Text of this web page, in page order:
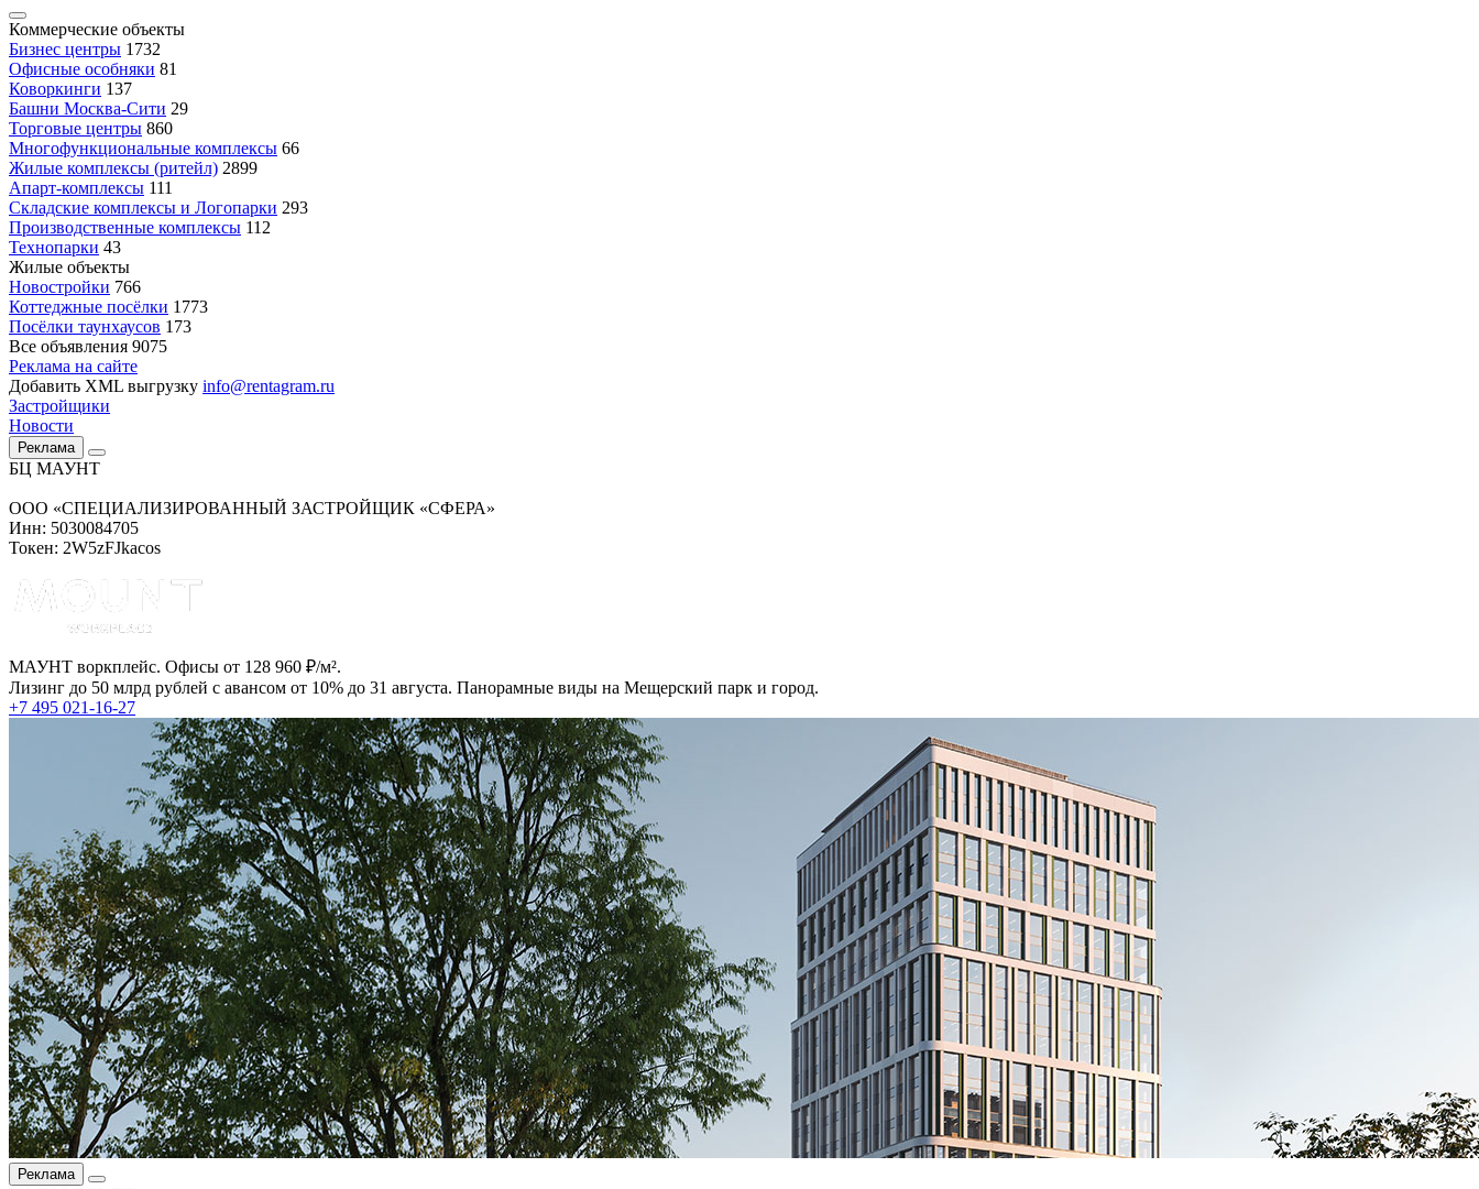
Коммерческие объекты
Бизнес центры 1732
Офисные особняки 81
Коворкинги 137
Башни Москва-Сити 29
Торговые центры 860
Многофункциональные комплексы 66
Жилые комплексы (ритейл) 2899
Апарт-комплексы 111
Складские комплексы и Логопарки 293
Производственные комплексы 112
Технопарки 43
Жилые объекты
Новостройки 766
Коттеджные посёлки 1773
Посёлки таунхаусов 173
Все объявления 9075
Реклама на сайте
Добавить XML выгрузку info@rentagram.ru
Застройщики
Новости
Реклама
БЦ МАУНТ
ООО «СПЕЦИАЛИЗИРОВАННЫЙ ЗАСТРОЙЩИК «СФЕРА»
Инн: 5030084705
Токен: 2W5zFJkacos
МАУНТ воркплейс. Офисы от 128 960 ₽/м².
Лизинг до 50 млрд рублей с авансом от 10% до 31 августа. Панорамные виды на Мещерский парк и город.
+7 495 021-16-27
Реклама